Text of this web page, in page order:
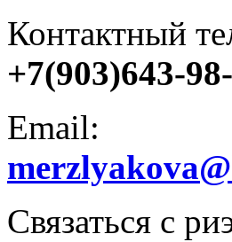
Контактный
+7(903)643-
Email:
Связаться с